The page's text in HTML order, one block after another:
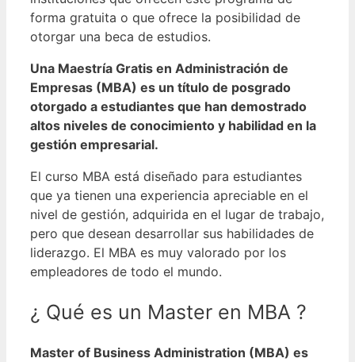
forma gratuita o que ofrece la posibilidad de
otorgar una beca de estudios.
Una Maestría Gratis en Administración de
Empresas (MBA) es un título de posgrado
otorgado a estudiantes que han demostrado
altos niveles de conocimiento y habilidad en la
gestión empresarial.
El curso MBA está diseñado para estudiantes
que ya tienen una experiencia apreciable en el
nivel de gestión, adquirida en el lugar de trabajo,
pero que desean desarrollar sus habilidades de
liderazgo. El MBA es muy valorado por los
empleadores de todo el mundo.
¿ Qué es un Master en MBA ?
Master of Business Administration (MBA) es